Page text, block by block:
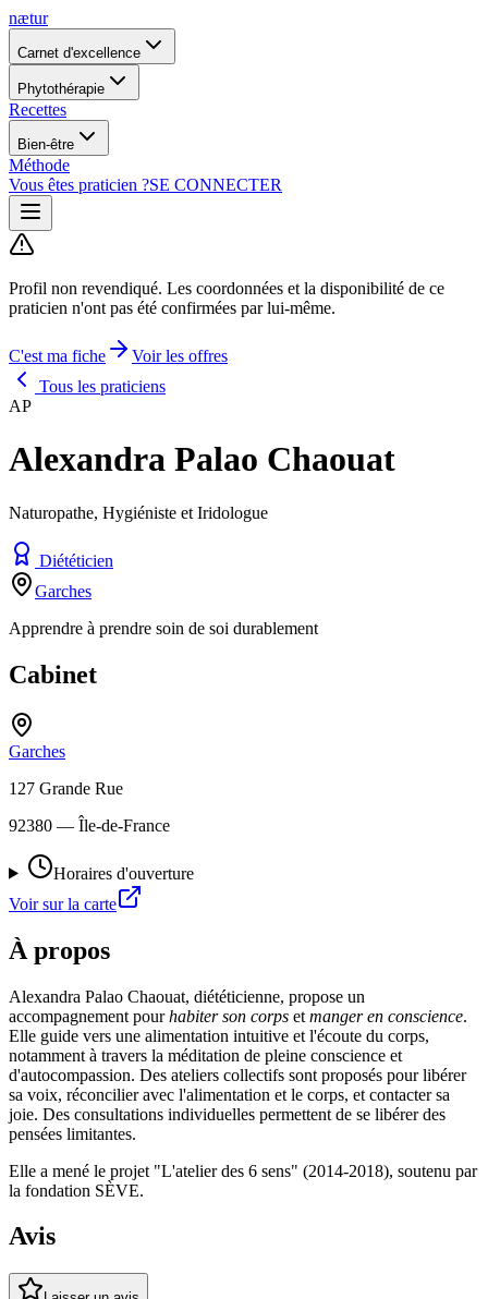
nætur
Carnet d'excellence
Phytothérapie
Recettes
Bien-être
Méthode
Vous êtes praticien ?SE CONNECTER
Profil non revendiqué. Les coordonnées et la disponibilité de ce
praticien n'ont pas été confirmées par lui-même.
C'est ma fiche
Voir les offres
Tous les praticiens
AP
Alexandra Palao Chaouat
Naturopathe, Hygiéniste et Iridologue
Diététicien
Garches
Apprendre à prendre soin de soi durablement
Cabinet
Garches
127 Grande Rue
92380 — Île-de-France
Horaires d'ouverture
Voir sur la carte
À propos
Alexandra Palao Chaouat, diététicienne, propose un
accompagnement pourhabiter son corps et manger en conscience.
Elle guide vers une alimentation intuitive et l'écoute du corps,
notamment à travers la méditation de pleine conscience et
d'autocompassion. Des ateliers collectifs sont proposés pour libérer
sa voix, réconcilier avec l'alimentation et le corps, et contacter sa
joie. Des consultations individuelles permettent de se libérer des
pensées limitantes.
Elle a mené le projet "L'atelier des 6 sens" (2014-2018), soutenu par
la fondation SÈVE.
Avis